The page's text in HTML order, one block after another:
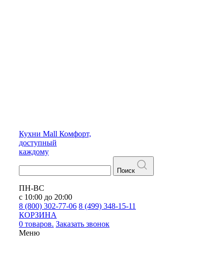
Кухни Mall Комфорт,
доступный
каждому
Поиск
ПН-ВС
с 10:00 до 20:00
8 (800) 302-77-06 8 (499) 348-15-11
КОРЗИНА
0 товаров. Заказать звонок
Меню